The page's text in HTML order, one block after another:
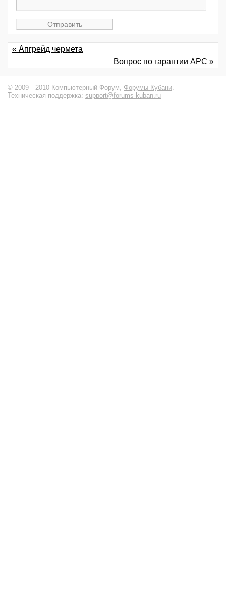
« Апгрейд чермета
Вопрос по гарантии APC »
© 2009—2010 Компьютерный Форум, Форумы Кубани
Техническая поддержка: support@forums-kuban.ru